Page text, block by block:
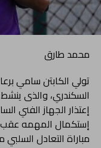
محمد طارق
تولي الكابتن سامي
السكندري، والذى
إعتذار الجهاز الفني
إستكمال المهمه عقب
مباراة التعادل